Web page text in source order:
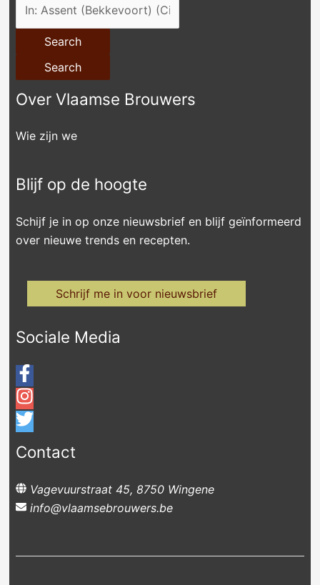
Search
Search
Over Vlaamse Brouwers
Wie zijn we
Blijf op de hoogte
Schijf je in op onze nieuwsbrief en blijf geïnformeerd
over nieuwe trends en recepten.
Schrijf me in voor nieuwsbrief
Sociale Media
Contact
Vagevuurstraat 45, 8750 Wingene
info@vlaamsebrouwers.be